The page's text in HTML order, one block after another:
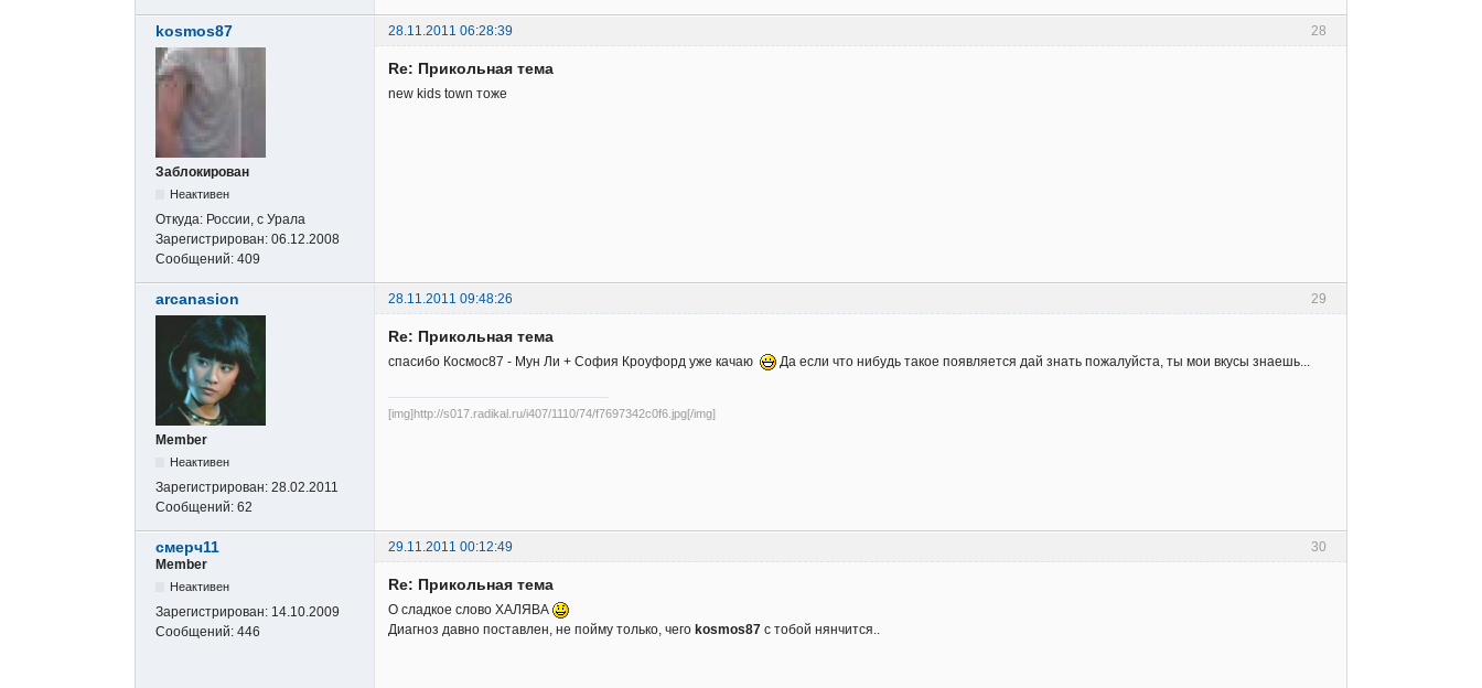
28
kosmos87 28.11.2011 06:28:39
Заблокирован
Неактивен
Откуда: России, с Урала
Зарегистрирован: 06.12.2008
Сообщений: 409
Re: Прикольная тема
new kids town тоже
29
arcanasion 28.11.2011 09:48:26
Member
Неактивен
Зарегистрирован: 28.02.2011
Сообщений: 62
Re: Прикольная тема
спасибо Космос87 - Мун Ли + София Кроуфорд уже качаю Да если что нибудь такое появляется дай знать пожалуйста, ты мои вкусы знаешь...
[img]http://s017.radikal.ru/i407/1110/74/f7697342c0f6.jpg[/img]
30
смерч11
29.11.2011 00:12:49
Member
Неактивен
Зарегистрирован: 14.10.2009
Сообщений: 446
Re: Прикольная тема
О сладкое слово ХАЛЯВА
Диагноз давно поставлен, не пойму только, чего kosmos87 с тобой нянчится..